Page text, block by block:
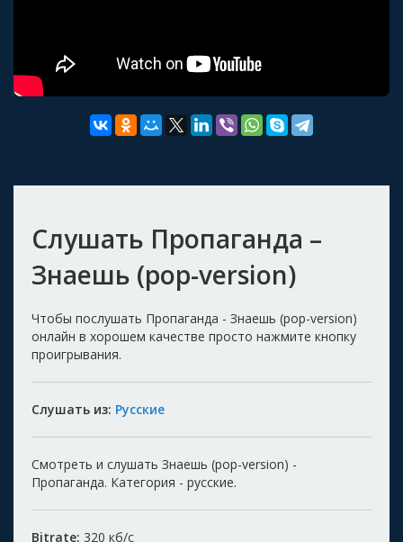
Слушать Пропаганда –
Знаешь (pop-version)
Чтобы послушать Пропаганда - Знаешь (pop-version)
онлайн в хорошем качестве просто нажмите кнопку
проигрывания.
Слушать из: Русские
Смотреть и слушать Знаешь (pop-version) -
Пропаганда. Категория - русские.
Bitrate: 320 кб/с